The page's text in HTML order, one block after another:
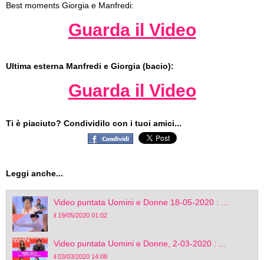
Best moments Giorgia e Manfredi:
Guarda il Video
Ultima esterna Manfredi e Giorgia (bacio):
Guarda il Video
Ti è piaciuto? Condividilo con i tuoi amici...
Leggi anche...
Video puntata Uomini e Donne 18-05-2020 : ...
il 19/05/2020 01:02
Video puntata Uomini e Donne, 2-03-2020 : ...
il 03/03/2020 14:08